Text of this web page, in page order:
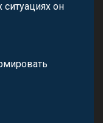
ситуациях он